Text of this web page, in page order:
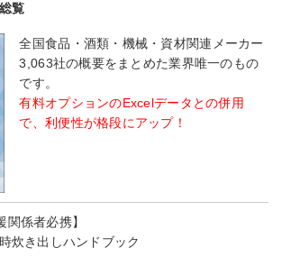
覧
全国食品・酒類・機械・資材関連メーカー
3,063社の概要をまとめた業界唯一のもの
です。
有料オプションのExcelデータとの併用
で、利便性が格段にアップ！
関係者必携】
炊き出しハンドブック